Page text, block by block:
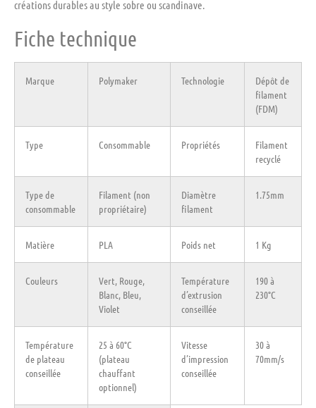
créations durables au style sobre ou scandinave.
Fiche technique
Marque Polymaker Technologie
Dépôt de
filament
(FDM)
Type Consommable Propriétés
Filament
recyclé
Type de
consommable
Filament (non
propriétaire)
Diamètre
filament
1.75mm
Matière PLA Poids net 1 Kg
Couleurs
Vert, Rouge,
Blanc, Bleu,
Violet
Température
d’extrusion
conseillée
190 à
230°C
Température
de plateau
conseillée
25 à 60°C
(plateau
chauffant
optionnel)
Vitesse
d’impression
conseillée
30 à
70mm/s